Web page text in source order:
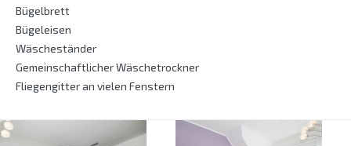
Bügelbrett
Bügeleisen
Wäscheständer
Gemeinschaftlicher Wäschetrockner
Fliegengitter an vielen Fenstern